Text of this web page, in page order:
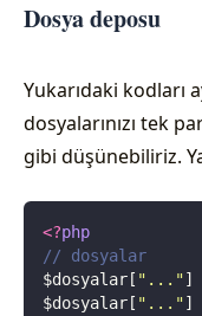
Dosya deposu
Yukarıdaki kodları
dosyalarınızı tek
gibi düşünebiliriz.
<?php
// dosyalar
$dosyalar[ " ... "]
$dosyalar[ " ... "]